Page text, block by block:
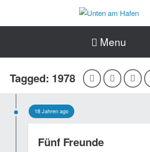
Menu
Tagged: 1978
18 Jahren ago
Fünf Freunde